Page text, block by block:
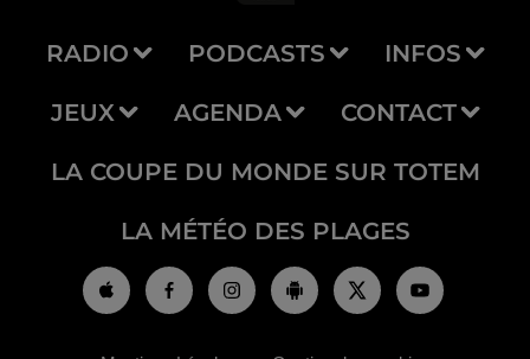
RADIO PODCASTS INFOS
JEUX AGENDA CONTACT
LA COUPE DU MONDE SUR TOTEM
LA MÉTÉO DES PLAGES